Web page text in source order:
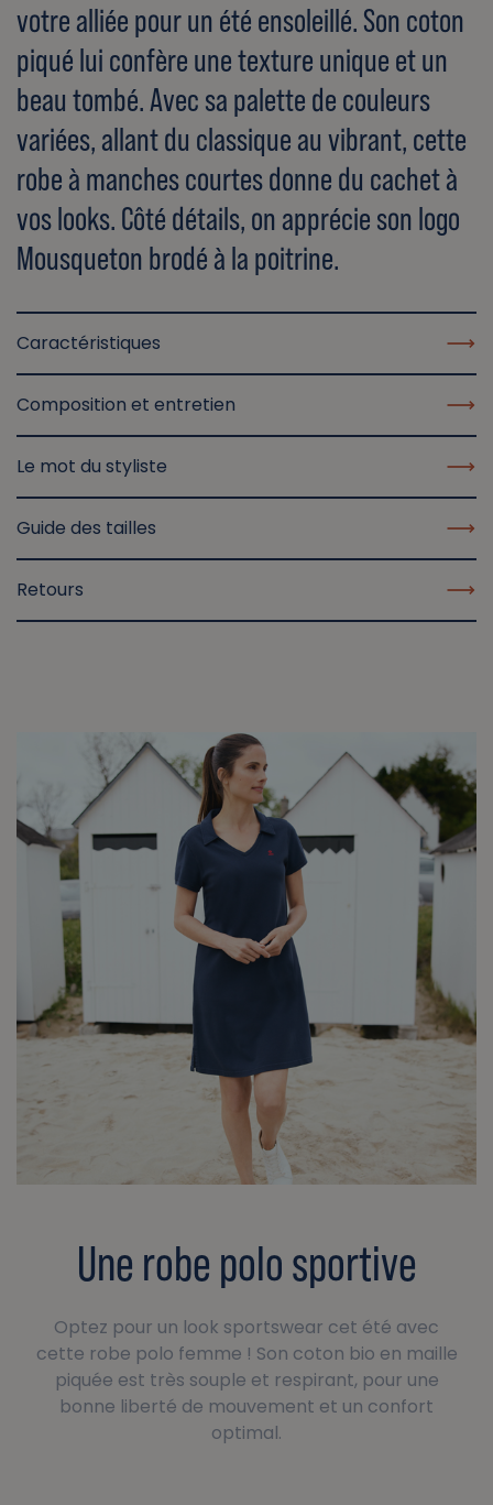
votre alliée pour un été ensoleillé. Son coton
piqué lui confère une texture unique et un
beau tombé. Avec sa palette de couleurs
variées, allant du classique au vibrant, cette
robe à manches courtes donne du cachet à
vos looks. Côté détails, on apprécie son logo
Mousqueton brodé à la poitrine.
Caractéristiques
Composition et entretien
Le mot du styliste
Guide des tailles
Retours
Une robe polo sportive
Optez pour un look sportswear cet été avec
cette robe polo femme ! Son coton bio en maille
piquée est très souple et respirant, pour une
bonne liberté de mouvement et un confort
optimal.